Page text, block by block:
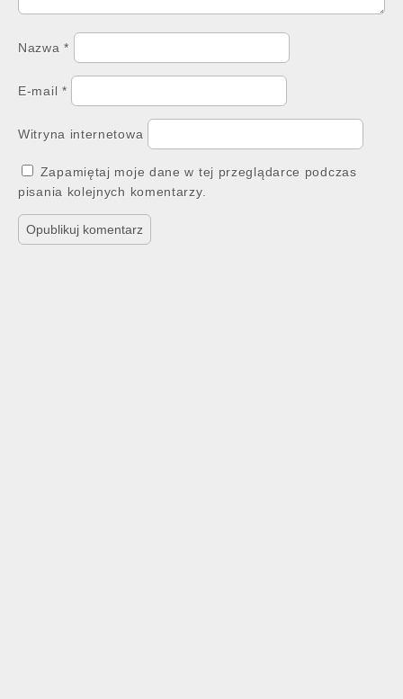
Nazwa*
E-mail *
Witryna internetowa
Zapamiętaj moje dane w tej przeglądarce podczas
pisania kolejnych komentarzy.